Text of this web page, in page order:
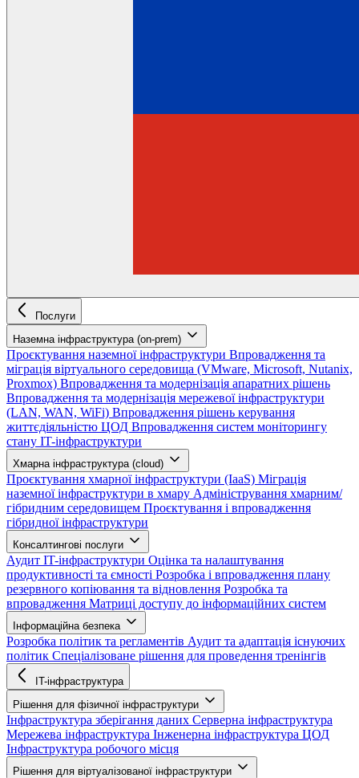
Послуги
Наземна інфраструктура (on-prem)
Проєктування наземної інфраструктури Впровадження та
міграція віртуального середовища (VMware, Microsoft, Nutanix,
Proxmox) Впровадження та модернізація апаратних рішень
Впровадження та модернізація мережевої інфраструктури
(LAN, WAN, WiFi) Впровадження рішень керування
життєдіяльністю ЦОД Впровадження систем моніторингу
стану IT-інфраструктури
Хмарна інфраструктура (cloud)
Проєктування хмарної інфраструктури (IaaS) Міграція
наземної інфраструктури в хмару Адміністрування хмарним/
гібридним середовищем Проєктування і впровадження
гібридної інфраструктури
Консалтингові послуги
Аудит IT-інфраструктури Оцінка та налаштування
продуктивності та ємності Розробка і впровадження плану
резервного копіювання та відновлення Розробка та
впровадження Матриці доступу до інформаційних систем
Інформаційна безпека
Розробка політик та регламентів Аудит та адаптація існуючих
політик Спеціалізоване рішення для проведення тренінгів
IT-інфраструктура
Рішення для фізичної інфраструктури
Інфраструктура зберігання даних Серверна інфраструктура
Мережева інфраструктура Інженерна інфраструктура ЦОД
Інфраструктура робочого місця
Рішення для віртуалізованої інфраструктури